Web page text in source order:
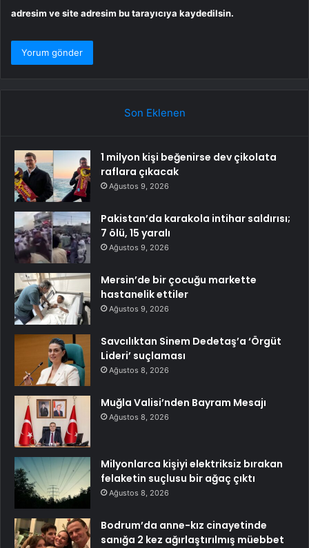
adresim ve site adresim bu tarayıcıya kaydedilsin.
Son Eklenen
1 milyon kişi beğenirse dev çikolata
raflara çıkacak
Ağustos 9, 2026
Pakistan’da karakola intihar saldırısı;
7 ölü, 15 yaralı
Ağustos 9, 2026
Mersin’de bir çocuğu markette
hastanelik ettiler
Ağustos 9, 2026
Savcılıktan Sinem Dedetaş’a ‘Örgüt
Lideri’ suçlaması
Ağustos 8, 2026
Muğla Valisi’nden Bayram Mesajı
Ağustos 8, 2026
Milyonlarca kişiyi elektriksiz bırakan
felaketin suçlusu bir ağaç çıktı
Ağustos 8, 2026
Bodrum’da anne-kız cinayetinde
sanığa 2 kez ağırlaştırılmış müebbet